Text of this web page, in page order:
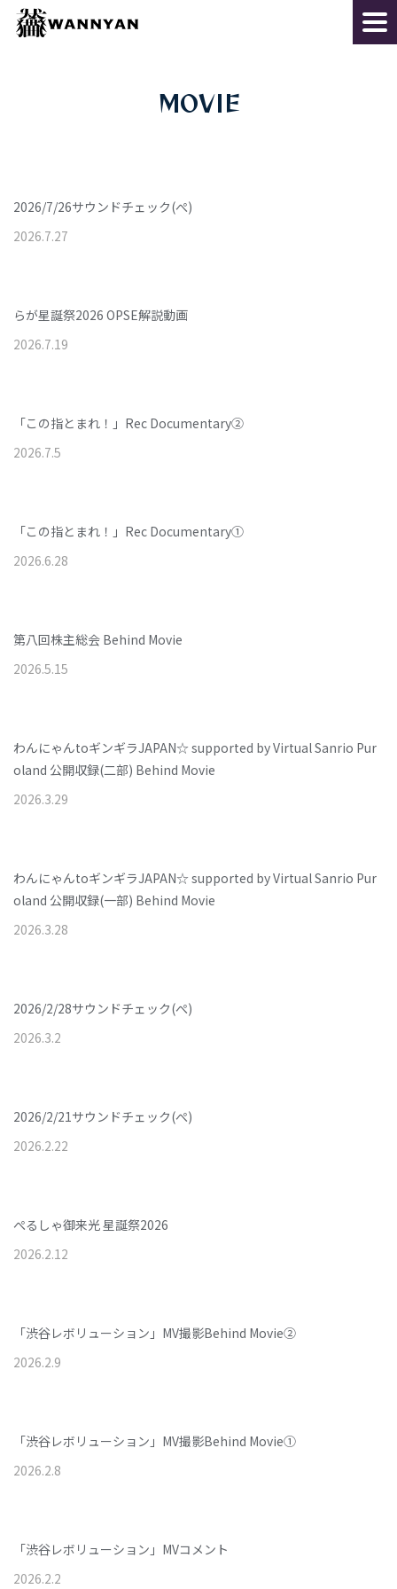
MOVIE
2026/7/26サウンドチェック(ぺ)
2026.7.27
らが星誕祭2026 OPSE解説動画
2026.7.19
「この指とまれ！」Rec Documentary②
2026.7.5
「この指とまれ！」Rec Documentary①
2026.6.28
第八回株主総会 Behind Movie
2026.5.15
わんにゃんtoギンギラJAPAN☆ supported by Virtual Sanrio Pur
oland 公開収録(二部) Behind Movie
2026.3.29
わんにゃんtoギンギラJAPAN☆ supported by Virtual Sanrio Pur
oland 公開収録(一部) Behind Movie
2026.3.28
2026/2/28サウンドチェック(ぺ)
2026.3.2
2026/2/21サウンドチェック(ぺ)
2026.2.22
ぺるしゃ御来光 星誕祭2026
2026.2.12
「渋谷レボリューション」MV撮影Behind Movie②
2026.2.9
「渋谷レボリューション」MV撮影Behind Movie①
2026.2.8
「渋谷レボリューション」MVコメント
2026.2.2